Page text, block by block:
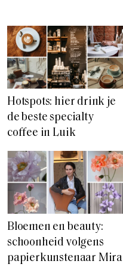
Hotspots: hier drink je
de beste specialty
coffee in Luik
Bloemen en beauty:
schoonheid volgens
papierkunstenaar Mira